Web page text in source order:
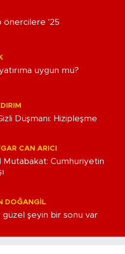
önercilere '25
uygun mu?
Düşmanı: Hizipleşme
CAN ARICI
Mutabakat: Cumhuriyetin
DOĞANGIL
güzel şeyin bir sonu var